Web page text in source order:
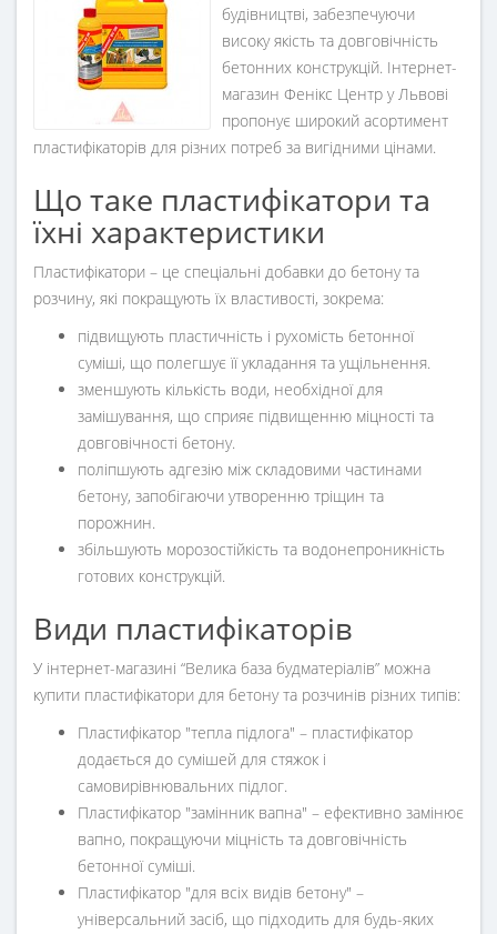
будівництві, забезпечуючи
високу якість та довговічність
бетонних конструкцій. Інтернет-
магазин Фенікс Центр у Львові
пропонує широкий асортимент
пластифікаторів для різних потреб за вигідними цінами.
Що таке пластифікатори та
їхні характеристики
Пластифікатори – це спеціальні добавки до бетону та
розчину, які покращують їх властивості, зокрема:
підвищують пластичність і рухомість бетонної
суміші, що полегшує її укладання та ущільнення.
зменшують кількість води, необхідної для
замішування, що сприяє підвищенню міцності та
довговічності бетону.
поліпшують адгезію між складовими частинами
бетону, запобігаючи утворенню тріщин та
порожнин.
збільшують морозостійкість та водонепроникність
готових конструкцій.
Види пластифікаторів
У інтернет-магазині “Велика база будматеріалів” можна
купити пластифікатори для бетону та розчинів різних типів:
Пластифікатор "тепла підлога" – пластифікатор
додається до сумішей для стяжок і
самовирівнювальних підлог.
Пластифікатор "замінник вапна" – ефективно замінює
вапно, покращуючи міцність та довговічність
бетонної суміші.
Пластифікатор "для всіх видів бетону" –
універсальний засіб, що підходить для будь-яких